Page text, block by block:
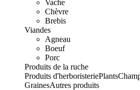
Vache
Chèvre
Brebis
Viandes
Agneau
Boeuf
Porc
Produits de la ruche
Produits d'herboristeriePlants
GrainesAutres produits